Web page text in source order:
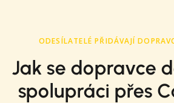
ODESÍLATELÉ PŘIDÁVAJÍ
Jak se dopravce
spolupráci přes